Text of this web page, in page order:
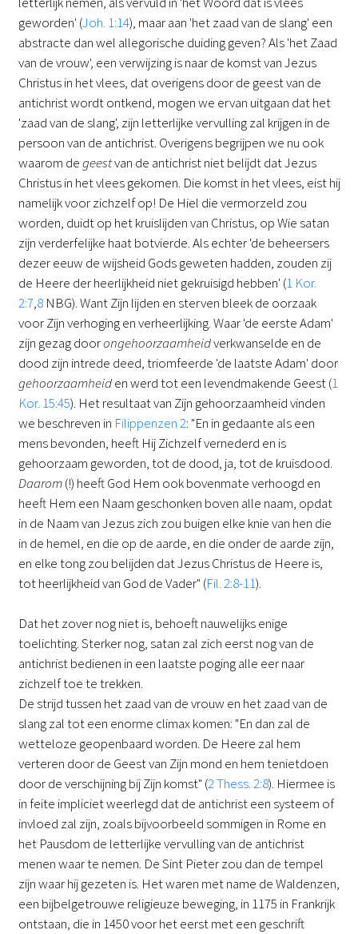
geworden' (Joh. 1:14), maar aan 'het zaad van de slang' een
abstracte dan wel allegorische duiding geven? Als 'het Zaad
van de vrouw', een verwijzing is naar de komst van Jezus
Christus in het vlees, dat overigens door de geest van de
antichrist wordt ontkend, mogen we ervan uitgaan dat het
'zaad van de slang', zijn letterlijke vervulling zal krijgen in de
persoon van de antichrist. Overigens begrijpen we nu ook
waarom degeestvan de antichrist niet belijdt dat Jezus
Christus in het vlees gekomen. Die komst in het vlees, eist hij
namelijk voor zichzelf op! De Hiel die vermorzeld zou
worden, duidt op het kruislijden van Christus, op Wie satan
zijn verderfelijke haat botvierde. Als echter 'de beheersers
dezer eeuw de wijsheid Gods geweten hadden, zouden zij
de Heere der heerlijkheid niet gekruisigd hebben' (1 Kor.
2:7,8NBG). Want Zijn lijden en sterven bleek de oorzaak
voor Zijn verhoging en verheerlijking. Waar 'de eerste Adam'
zijn gezag doorongehoorzaamheidverkwanselde en de
dood zijn intrede deed, triomfeerde 'de laatste Adam' door
gehoorzaamheiden werd tot een levendmakende Geest (1
Kor. 15:45). Het resultaat van Zijn gehoorzaamheid vinden
we beschreven in Filippenzen 2: "En in gedaante als een
mens bevonden, heeft Hij Zichzelf vernederd en is
gehoorzaam geworden, tot de dood, ja, tot de kruisdood.
Daarom(!) heeft God Hem ook bovenmate verhoogd en
heeft Hem een Naam geschonken boven alle naam, opdat
in de Naam van Jezus zich zou buigen elke knie van hen die
in de hemel, en die op de aarde, en die onder de aarde zijn,
en elke tong zou belijden dat Jezus Christus de Heere is,
tot heerlijkheid van God de Vader" (Fil. 2:8-11).
Dat het zover nog niet is, behoeft nauwelijks enige
toelichting. Sterker nog, satan zal zich eerst nog van de
antichrist bedienen in een laatste poging alle eer naar
zichzelf toe te trekken.
De strijd tussen het zaad van de vrouw en het zaad van de
slang zal tot een enorme climax komen: "En dan zal de
wetteloze geopenbaard worden. De Heere zal hem
verteren door de Geest van Zijn mond en hem tenietdoen
door de verschijning bij Zijn komst" (2 Thess. 2:8). Hiermee is
in feite impliciet weerlegd dat de antichrist een systeem of
invloed zal zijn, zoals bijvoorbeeld sommigen in Rome en
het Pausdom de letterlijke vervulling van de antichrist
menen waar te nemen. De Sint Pieter zou dan de tempel
zijn waar hij gezeten is. Het waren met name de Waldenzen,
een bijbelgetrouwe religieuze beweging, in 1175 in Frankrijk
ontstaan, die in 1450 voor het eerst met een geschrift